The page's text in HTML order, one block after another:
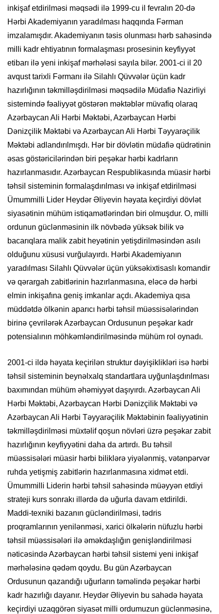
inkişaf etdirilməsi məqsədi ilə 1999-cu il fevralın 20-də
Hərbi Akademiyanın yaradılması haqqında Fərman
imzalamışdır. Akademiyanın təsis olunması hərb sahəsində
milli kadr ehtiyatının formalaşması prosesinin keyfiyyət
etibarı ilə yeni inkişaf mərhələsi sayıla bilər. 2001-ci il 20
avqust tarixli Fərmanı ilə Silahlı Qüvvələr üçün kadr
hazırlığının təkmilləşdirilməsi məqsədilə Müdafiə Nazirliyi
sistemində fəaliyyət göstərən məktəblər müvafiq olaraq
Azərbaycan Ali Hərbi Məktəbi, Azərbaycan Hərbi
Dənizçilik Məktəbi və Azərbaycan Ali Hərbi Təyyarəçilik
Məktəbi adlandırılmışdı. Hər bir dövlətin müdafiə qüdrətinin
əsas göstəricilərindən biri peşəkar hərbi kadrların
hazırlanmasıdır. Azərbaycan Respublikasında müasir hərbi
təhsil sisteminin formalaşdırılması və inkişaf etdirilməsi
Ümummilli Lider Heydər Əliyevin həyata keçirdiyi dövlət
siyasətinin mühüm istiqamətlərindən biri olmuşdur. O, milli
ordunun güclənməsinin ilk növbədə yüksək bilik və
bacarıqlara malik zabit heyətinin yetişdirilməsindən asılı
olduğunu xüsusi vurğulayırdı. Hərbi Akademiyanın
yaradılması Silahlı Qüvvələr üçün yüksəkixtisaslı komandir
və qərargah zabitlərinin hazırlanmasına, eləcə də hərbi
elmin inkişafına geniş imkanlar açdı. Akademiya qısa
müddətdə ölkənin aparıcı hərbi təhsil müəssisələrindən
birinə çevrilərək Azərbaycan Ordusunun peşəkar kadr
potensialının möhkəmləndirilməsində mühüm rol oynadı.
2001-ci ildə həyata keçirilən struktur dəyişiklikləri isə hərbi
təhsil sisteminin beynəlxalq standartlara uyğunlaşdırılması
baxımından mühüm əhəmiyyət daşıyırdı. Azərbaycan Ali
Hərbi Məktəbi, Azərbaycan Hərbi Dənizçilik Məktəbi və
Azərbaycan Ali Hərbi Təyyarəçilik Məktəbinin fəaliyyətinin
təkmilləşdirilməsi müxtəlif qoşun növləri üzrə peşəkar zabit
hazırlığının keyfiyyətini daha da artırdı. Bu təhsil
müəssisələri müasir hərbi biliklərə yiyələnmiş, vətənpərvər
ruhda yetişmiş zabitlərin hazırlanmasına xidmət etdi.
Ümummilli Liderin hərbi təhsil sahəsində müəyyən etdiyi
strateji kurs sonrakı illərdə də uğurla davam etdirildi.
Maddi-texniki bazanın gücləndirilməsi, tədris
proqramlarının yenilənməsi, xarici ölkələrin nüfuzlu hərbi
təhsil müəssisələri ilə əməkdaşlığın genişləndirilməsi
nəticəsində Azərbaycan hərbi təhsil sistemi yeni inkişaf
mərhələsinə qədəm qoydu. Bu gün Azərbaycan
Ordusunun qazandığı uğurların təməlində peşəkar hərbi
kadr hazırlığı dayanır. Heydər Əliyevin bu sahədə həyata
keçirdiyi uzaqgörən siyasət milli ordumuzun güclənməsinə,